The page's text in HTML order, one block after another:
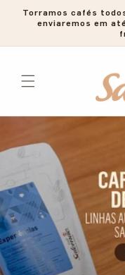
para o
conteúdo
Torramos cafés
enviaremos em